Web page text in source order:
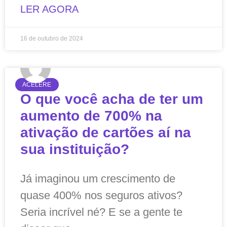
LER AGORA
16 de outubro de 2024
ACELERE
O que você acha de ter um
aumento de 700% na
ativação de cartões aí na
sua instituição?
Já imaginou um crescimento de
quase 400% nos seguros ativos?
Seria incrível né? E se a gente te